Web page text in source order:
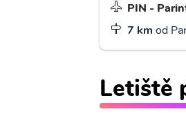
PIN -
7 km od
Letiště